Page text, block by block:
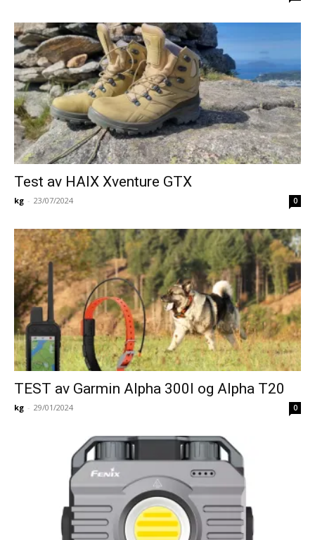
Test av HAIX Xventure GTX
kg - 23/07/2024 0
TEST av Garmin Alpha 300I og Alpha T20
kg - 29/01/2024 0